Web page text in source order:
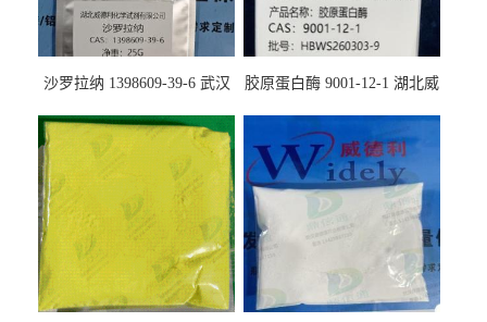
沙罗拉纳 1398609-39-6 武汉
胶原蛋白酶 9001-12-1 湖北威